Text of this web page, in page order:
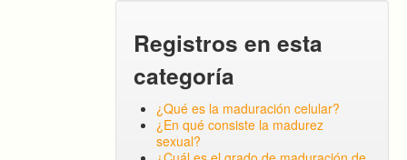
Registros en esta
categoría
¿Qué es la maduración celular?
¿En qué consiste la madurez
sexual?